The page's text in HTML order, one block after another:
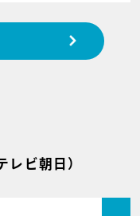
レビ朝日）